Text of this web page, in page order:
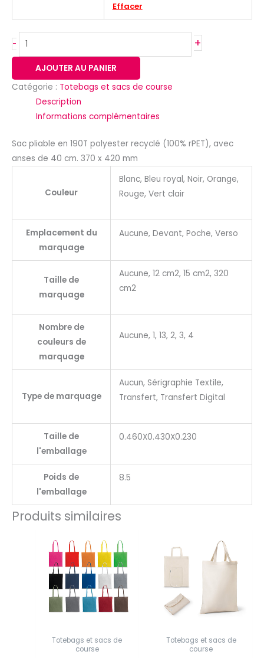
Effacer
- +
AJOUTER AU PANIER
Catégorie : Totebags et sacs de course
Description
Informations complémentaires
Sac pliable en 190T polyester recyclé (100% rPET), avec
anses de 40 cm. 370 x 420 mm
Couleur
Blanc, Bleu royal, Noir, Orange,
Rouge, Vert clair
Emplacement du
marquage
Aucune, Devant, Poche, Verso
Taille de
marquage
Aucune, 12 cm2, 15 cm2, 320
cm2
Nombre de
couleurs de
marquage
Aucune, 1, 13, 2, 3, 4
Type de marquage
Aucun, Sérigraphie Textile,
Transfert, Transfert Digital
Taille de
l'emballage
0.460X0.430X0.230
Poids de
l'emballage
8.5
Produits similaires
Totebags et sacs de
course
Totebags et sacs de
course